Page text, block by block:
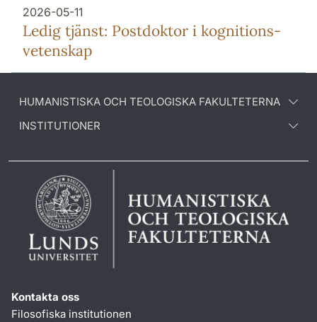
2026-05-11
Ledig tjänst: Postdoktor i kognitions-
vetenskap
HUMANISTISKA OCH TEOLOGISKA FAKULTETERNA
INSTITUTIONER
Kontakta oss
Filosofiska institutionen